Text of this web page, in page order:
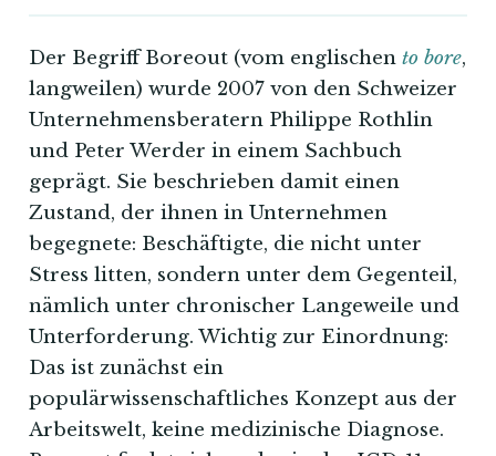
Der Begriff Boreout (vom englischen to bore,
langweilen) wurde 2007 von den Schweizer
Unternehmensberatern Philippe Rothlin
und Peter Werder in einem Sachbuch
geprägt. Sie beschrieben damit einen
Zustand, der ihnen in Unternehmen
begegnete: Beschäftigte, die nicht unter
Stress litten, sondern unter dem Gegenteil,
nämlich unter chronischer Langeweile und
Unterforderung. Wichtig zur Einordnung:
Das ist zunächst ein
populärwissenschaftliches Konzept aus der
Arbeitswelt, keine medizinische Diagnose.